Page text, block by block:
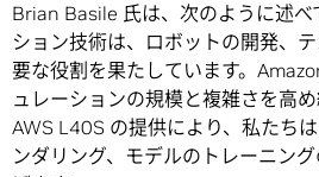
Brian Basile 氏は、次のように述べ
ション技術は、ロボットの開発、
要な役割を果たしています。
ュレーションの規模と複雑さを高
AWS L40S の提供により、私たち
ンダリング、モデルのトレーニン